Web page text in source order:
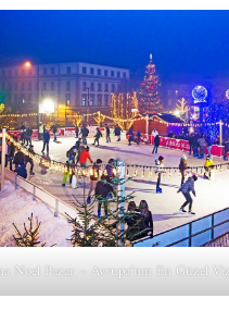
Noel Pazar – Avrupa’nın En Güzel